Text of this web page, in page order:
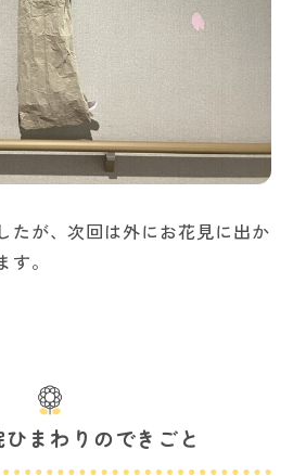
たが、次回は外にお花見に出か
。
まわりのできごと